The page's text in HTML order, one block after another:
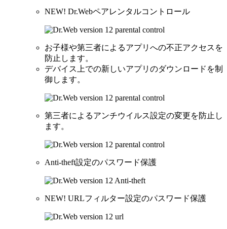
NEW! Dr.Webペアレンタルコントロール
お子様や第三者によるアプリへの不正アクセスを
防止します。
デバイス上での新しいアプリのダウンロードを制
御します。
第三者によるアンチウイルス設定の変更を防止し
ます。
Anti-theft設定のパスワード保護
NEW! URLフィルター設定のパスワード保護